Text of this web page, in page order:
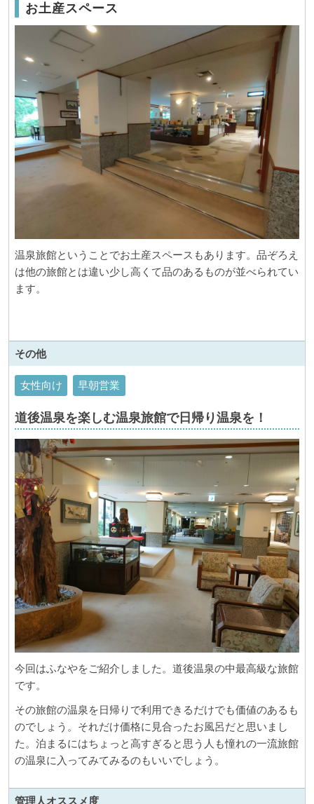
お土産スペース
温泉旅館ということでお土産スペースもあります。品ぞろえ
は他の旅館とは違い少し高くて品のあるものが並べられてい
ます。
その他
女性向け 早朝営業
道後温泉を楽しむ温泉旅館で日帰り温泉を！
今回はふなやをご紹介しました。道後温泉の中最高級な旅館
です。
その旅館の温泉を日帰りで利用できるだけでも価値のあるも
のでしょう。それだけ価格に見合ったお風呂だと思いまし
た。泊まるにはちょっと高すぎると思う人も憧れの一流旅館
の温泉に入ってみてみるのもいいでしょう。
管理人オススメ度